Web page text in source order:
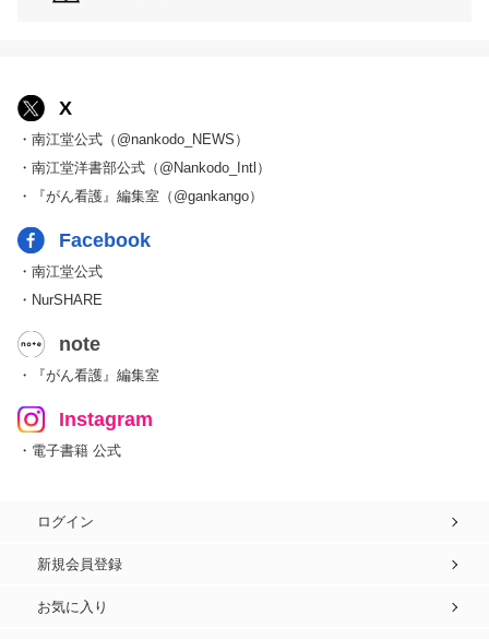
X
・南江堂公式（@nankodo_NEWS）
・南江堂洋書部公式（@Nankodo_Intl）
・『がん看護』編集室（@gankango）
Facebook
・南江堂公式
・NurSHARE
note
・『がん看護』編集室
Instagram
・電子書籍 公式
ログイン
新規会員登録
お気に入り